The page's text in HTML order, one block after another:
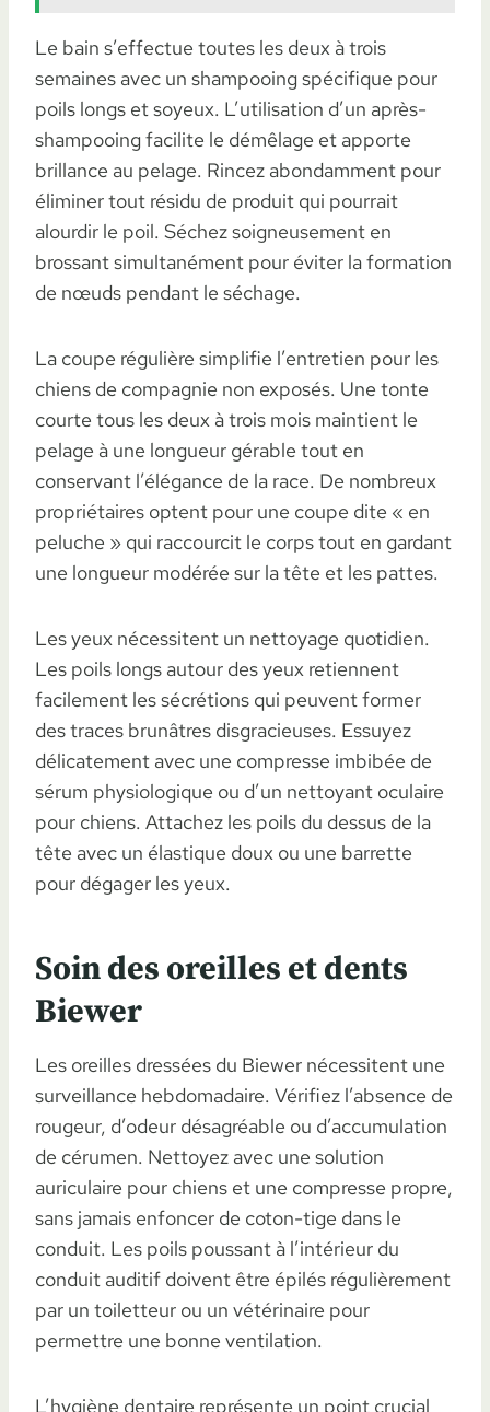
Le bain s’effectue toutes les deux à trois
semaines avec un shampooing spécifique pour
poils longs et soyeux. L’utilisation d’un après-
shampooing facilite le démêlage et apporte
brillance au pelage. Rincez abondamment pour
éliminer tout résidu de produit qui pourrait
alourdir le poil. Séchez soigneusement en
brossant simultanément pour éviter la formation
de nœuds pendant le séchage.
La coupe régulière simplifie l’entretien pour les
chiens de compagnie non exposés. Une tonte
courte tous les deux à trois mois maintient le
pelage à une longueur gérable tout en
conservant l’élégance de la race. De nombreux
propriétaires optent pour une coupe dite « en
peluche » qui raccourcit le corps tout en gardant
une longueur modérée sur la tête et les pattes.
Les yeux nécessitent un nettoyage quotidien.
Les poils longs autour des yeux retiennent
facilement les sécrétions qui peuvent former
des traces brunâtres disgracieuses. Essuyez
délicatement avec une compresse imbibée de
sérum physiologique ou d’un nettoyant oculaire
pour chiens. Attachez les poils du dessus de la
tête avec un élastique doux ou une barrette
pour dégager les yeux.
Soin des oreilles et dents
Biewer
Les oreilles dressées du Biewer nécessitent une
surveillance hebdomadaire. Vérifiez l’absence de
rougeur, d’odeur désagréable ou d’accumulation
de cérumen. Nettoyez avec une solution
auriculaire pour chiens et une compresse propre,
sans jamais enfoncer de coton-tige dans le
conduit. Les poils poussant à l’intérieur du
conduit auditif doivent être épilés régulièrement
par un toiletteur ou un vétérinaire pour
permettre une bonne ventilation.
L’hygiène dentaire représente un point crucial